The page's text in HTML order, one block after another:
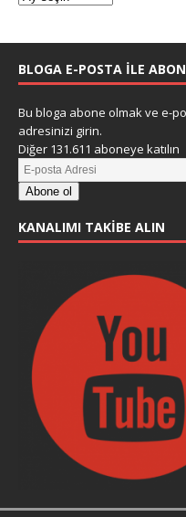
BLOGA E-POSTA ILE
Bu bloga abone olmak ve e-
adresinizi girin.
Diğer 131.611 aboneye katılın
Abone ol
KANALIMI TAKIBE ALIN